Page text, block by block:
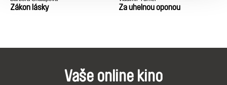
Zákon lásky Za uhelnou oponou
Vaše online kino